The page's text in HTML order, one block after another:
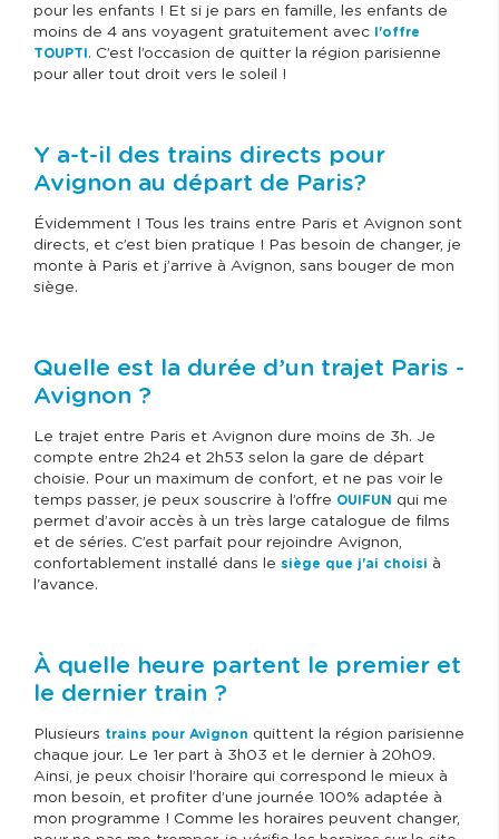
pour les enfants ! Et si je pars en famille, les enfants de
moins de 4 ans voyagent gratuitement avec l'offre
TOUPTI. C’est l’occasion de quitter la région parisienne
pour aller tout droit vers le soleil !
Y a-t-il des trains directs pour
Avignon au départ de Paris?
Évidemment ! Tous les trains entre Paris et Avignon sont
directs, et c’est bien pratique ! Pas besoin de changer, je
monte à Paris et j’arrive à Avignon, sans bouger de mon
siège.
Quelle est la durée d’un trajet Paris -
Avignon ?
Le trajet entre Paris et Avignon dure moins de 3h. Je
compte entre 2h24 et 2h53 selon la gare de départ
choisie. Pour un maximum de confort, et ne pas voir le
temps passer, je peux souscrire à l’offre OUIFUN qui me
permet d’avoir accès à un très large catalogue de films
et de séries. C’est parfait pour rejoindre Avignon,
confortablement installé dans le siège que j'ai choisi à
l'avance.
À quelle heure partent le premier et
le dernier train ?
Plusieurs trains pour Avignon quittent la région parisienne
chaque jour. Le 1er part à 3h03 et le dernier à 20h09.
Ainsi, je peux choisir l’horaire qui correspond le mieux à
mon besoin, et profiter d’une journée 100% adaptée à
mon programme ! Comme les horaires peuvent changer,